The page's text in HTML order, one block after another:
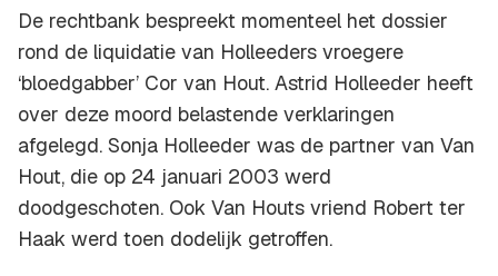
De rechtbank bespreekt momenteel het dossier
rond de liquidatie van Holleeders vroegere
‘bloedgabber’ Cor van Hout. Astrid Holleeder heeft
over deze moord belastende verklaringen
afgelegd. Sonja Holleeder was de partner van Van
Hout, die op 24 januari 2003 werd
doodgeschoten. Ook Van Houts vriend Robert ter
Haak werd toen dodelijk getroffen.